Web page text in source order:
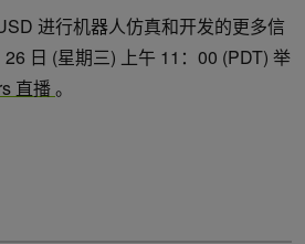
进行机器人仿真和开发的更多信
日 (星期三) 上午 11：00 (PDT) 举
直播。